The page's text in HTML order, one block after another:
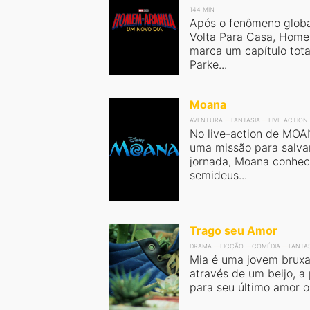
144 MIN
Após o fenômeno
Volta Para Casa,
marca um capítulo
Parke...
Moana
AVENTURA FANTASIA LIVE-ACTION
No live-action de
uma missão para
jornada, Moana
semideus...
Trago seu Amor
DRAMA FICÇÃO COMÉDIA
Mia é uma jovem
através de um beijo,
para seu último amor